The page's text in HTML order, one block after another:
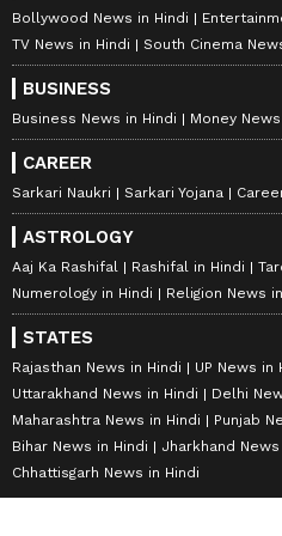
Bollywood News in Hindi
TV News in Hindi
South Cinema
BUSINESS
Business News in Hindi Money
CAREER
Sarkari Naukri Sarkari Yojana
ASTROLOGY
Aaj Ka Rashifal Rashifal in Hindi
Numerology in Hindi
Religion News
STATES
Rajasthan News in Hindi
UP News in
Uttarakhand News in Hindi
Delhi
Maharashtra News in Hindi
Punjab
Bihar News in Hindi
Jharkhand News
Chhattisgarh News in Hindi